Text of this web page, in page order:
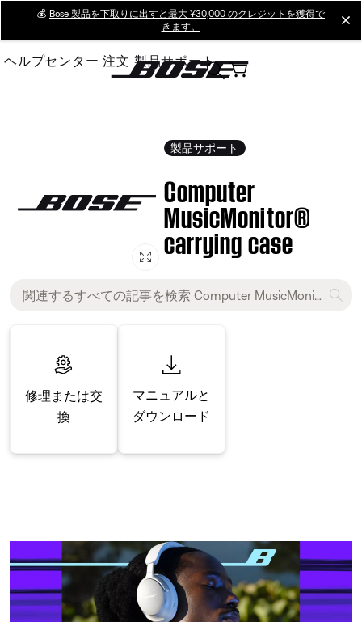
Main
💰 Bose 製品を下取りに出すと最大 ¥30,000 のクレジットを獲得で
きます。
ヘルプセンター 注文 製品サポート
製品サポート
Computer
MusicMonitor®
carrying case
修理または交
換
マニュアルと
ダウンロード